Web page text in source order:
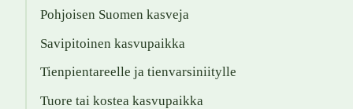
Pohjoisen Suomen kasveja
Savipitoinen kasvupaikka
Tienpientareelle ja tienvarsiniitylle
Tuore tai kostea kasvupaikka